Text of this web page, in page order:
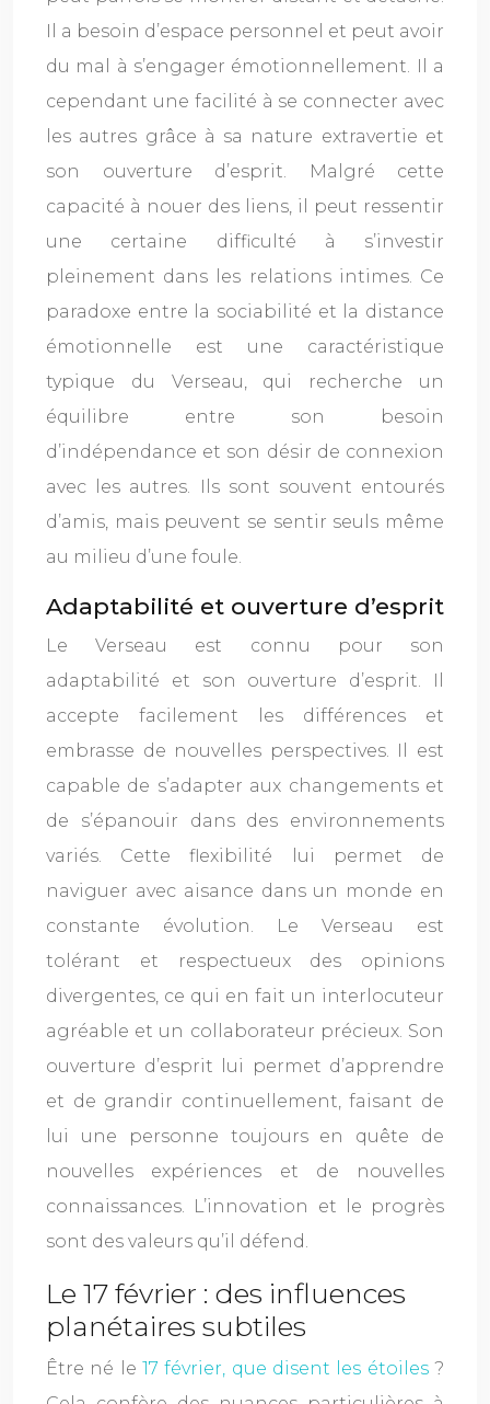
Il a besoin d’espace personnel et peut avoir
du mal à s’engager émotionnellement. Il a
cependant une facilité à se connecter avec
les autres grâce à sa nature extravertie et
son ouverture d’esprit. Malgré cette
capacité à nouer des liens, il peut ressentir
une certaine difficulté à s’investir
pleinement dans les relations intimes. Ce
paradoxe entre la sociabilité et la distance
émotionnelle est une caractéristique
typique du Verseau, qui recherche un
équilibre entre son besoin
d’indépendance et son désir de connexion
avec les autres. Ils sont souvent entourés
d’amis, mais peuvent se sentir seuls même
au milieu d’une foule.
Adaptabilité et ouverture d’esprit
Le Verseau est connu pour son
adaptabilité et son ouverture d’esprit. Il
accepte facilement les différences et
embrasse de nouvelles perspectives. Il est
capable de s’adapter aux changements et
de s’épanouir dans des environnements
variés. Cette flexibilité lui permet de
naviguer avec aisance dans un monde en
constante évolution. Le Verseau est
tolérant et respectueux des opinions
divergentes, ce qui en fait un interlocuteur
agréable et un collaborateur précieux. Son
ouverture d’esprit lui permet d’apprendre
et de grandir continuellement, faisant de
lui une personne toujours en quête de
nouvelles expériences et de nouvelles
connaissances. L’innovation et le progrès
sont des valeurs qu’il défend.
Le 17 février : des influences
planétaires subtiles
Être né le 17 février, que disent les étoiles ?